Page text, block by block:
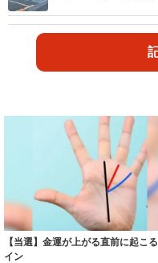
【当選】金運が上がる直前に起こ
イン